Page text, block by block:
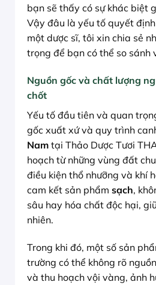
bạn sẽ thấy có sự khác biệt
Vậy đâu là yếu tố quyết
một dược sĩ, tôi xin chia sẻ
trọng để bạn có thể so sánh
Nguồn gốc và chất lượng
chốt
Yếu tố đầu tiên và quan
gốc xuất xứ và quy trình
Nam tại Thảo Dược Tươi
hoạch từ những vùng đất
điều kiện thổ nhưỡng và khí
cam kết sản phẩm sạch,
sâu hay hóa chất độc hại,
nhiên.
Trong khi đó, một số sản
trường có thể không rõ
và thu hoạch vội vàng, ảnh